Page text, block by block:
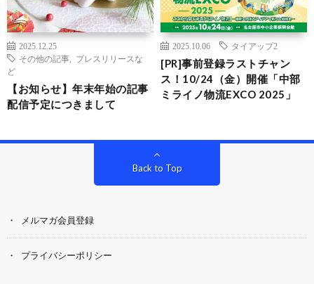
2025.12.25
その他の記事
プレスリリースな
ど
【お知らせ】年末年始の記事
配信予定につきまして
2025.10.06 タイアップ2
[PR]事前登録ラストチャン
ス！10/24（金）開催「中部
ミライノ物流EXCO 2025」
Back to Top
メルマガ会員登録
プライバシーポリシー